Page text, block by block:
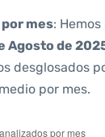
mes:
Agosto de
desglosados
por mes.